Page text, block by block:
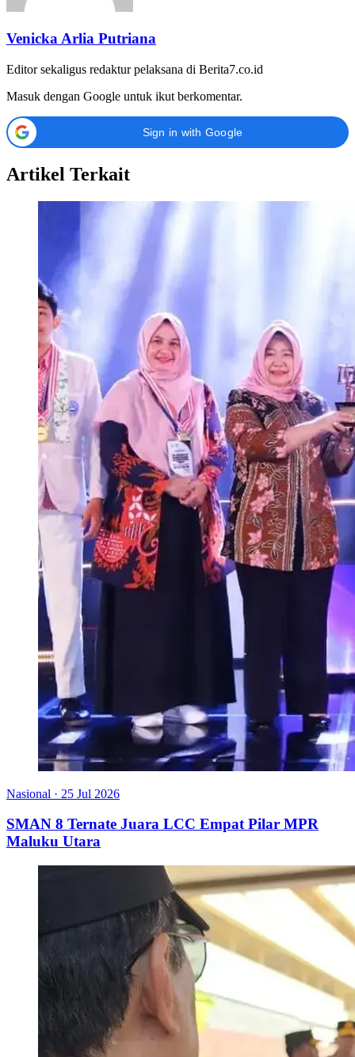
Venicka Arlia Putriana
Editor sekaligus redaktur pelaksana di Berita7.co.id
Masuk dengan Google untuk ikut berkomentar.
Sign in with Google
Artikel Terkait
Nasional · 25 Jul 2026
SMAN 8 Ternate Juara LCC Empat Pilar MPR
Maluku Utara